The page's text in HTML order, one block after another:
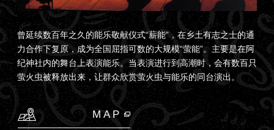
曾延续数百年之久的能乐敬献仪式“薪能”，在乡土有志之士的通
力合作下复原，成为全国屈指可数的大规模“萤能”。主要是在阿
纪神社内的舞台上表演能乐。当表演进行到高潮时，会有数百只
萤火虫被释放出来，让群众欣赏萤火虫与能乐的同台演出。
MAP